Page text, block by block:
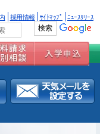
採用情報 ｻｲﾄﾏｯﾌﾟ ﾆｭｰｽﾘﾘｰｽ